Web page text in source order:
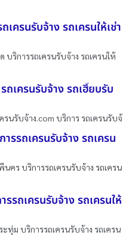
ครนรับจ้าง รถเครนให้เช่า
บริการรถเครนรับจ้าง รถเครนให้
ถเครนรับจ้าง รถเฮี๊ยบรับ
นรับจ้าง.com บริการ รถเครนรับจ้
รรถเครนรับจ้าง รถเครน
คร บริการรถเครนรับจ้าง รถเครน
รถเครนรับจ้าง รถเครนให้
ทุ่ม บริการรถเครนรับจ้าง รถเครน